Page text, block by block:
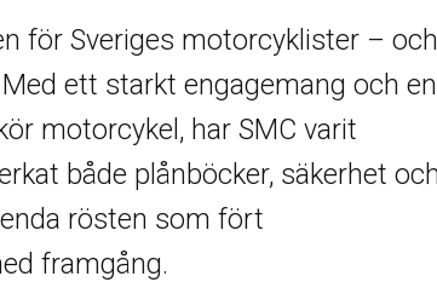
för Sveriges motorcyklister – och
ett starkt engagemang och en
motorcykel, har SMC varit
både plånböcker, säkerhet och
rösten som fört
framgång.